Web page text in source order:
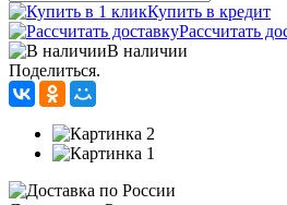
Купить в кредит
Рассчитать
В наличии
Поделиться.